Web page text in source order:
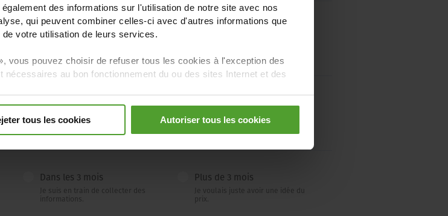
des informations sur l'utilisation de notre site avec nos
qui peuvent combiner celles-ci avec d'autres informations que
votre utilisation de leurs services.
vous pouvez choisir de refuser tous les cookies à l'exception des
au bon fonctionnement du ou des sites Internet et des
tous les cookies Autoriser tous les cookies
Dans les 3 mois
Je suis en train de collecter des
informations.
Plus de 3 mois
Je voulais juste avoir une idée du
prix.